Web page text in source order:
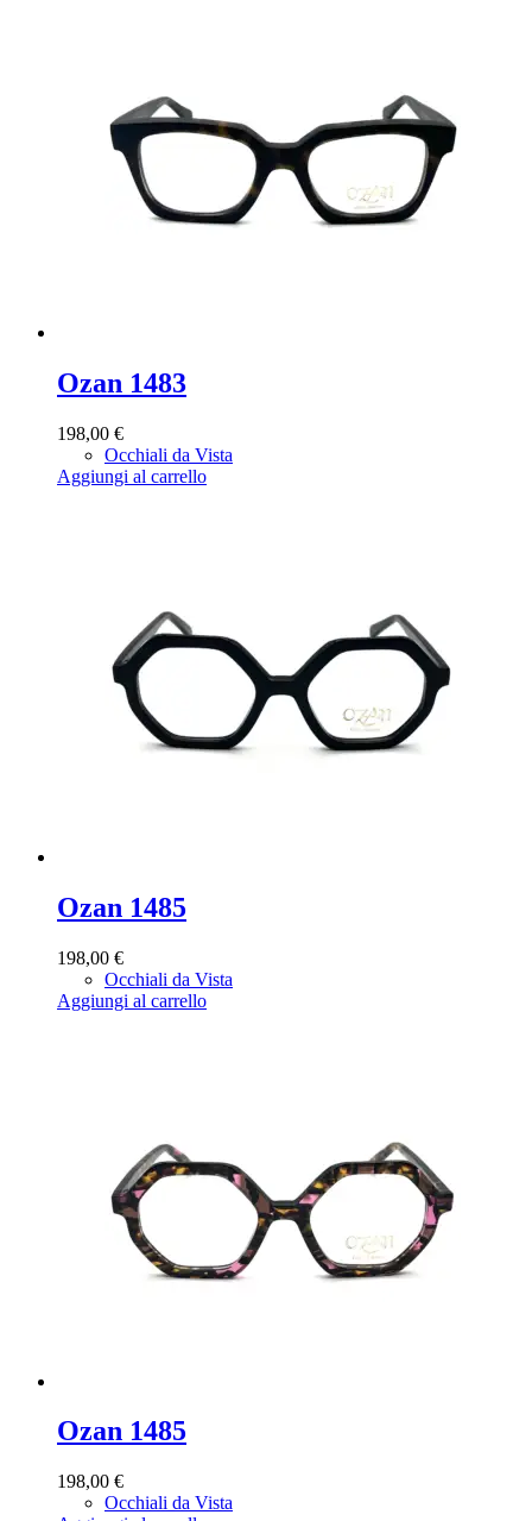
Ozan 1483
198,00 €
Occhiali da Vista
Aggiungi al carrello
Ozan 1485
198,00 €
Occhiali da Vista
Aggiungi al carrello
Ozan 1485
198,00 €
Occhiali da Vista